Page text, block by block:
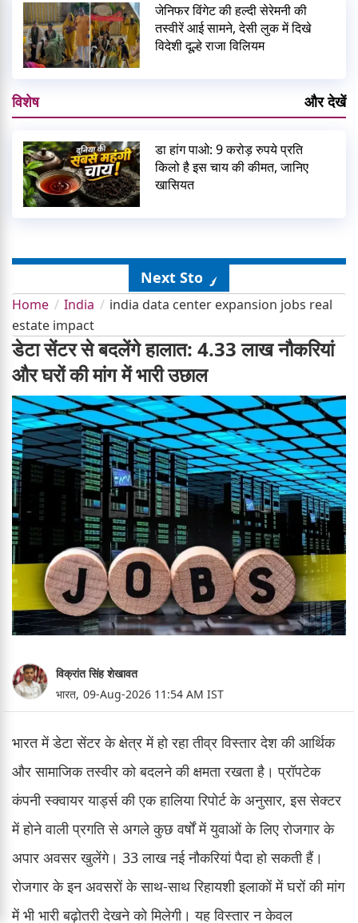
जेनिफर विंगेट की हल्दी सेरेमनी की
तस्वीरें आई सामने, देसी लुक में दिखे
विदेशी दूल्हे राजा विलियम
विशेष और देखें
डा हांग पाओ: 9 करोड़ रुपये प्रति
किलो है इस चाय की कीमत, जानिए
खासियत
Next Story
Home India
india data center expansion jobs real
estate impact
डेटा सेंटर से बदलेंगे हालात: 4.33 लाख नौकरियां
और घरों की मांग में भारी उछाल
विक्रांत सिंह शेखावत
भारत, 09-Aug-2026 11:54 AM IST
भारत में डेटा सेंटर के क्षेत्र में हो रहा तीव्र विस्तार देश की आर्थिक
और सामाजिक तस्वीर को बदलने की क्षमता रखता है। प्रॉपटेक
कंपनी स्क्वायर यार्ड्स की एक हालिया रिपोर्ट के अनुसार, इस सेक्टर
में होने वाली प्रगति से अगले कुछ वर्षों में युवाओं के लिए रोजगार के
अपार अवसर खुलेंगे। 33 लाख नई नौकरियां पैदा हो सकती हैं।
रोजगार के इन अवसरों के साथ-साथ रिहायशी इलाकों में घरों की मांग
में भी भारी बढ़ोतरी देखने को मिलेगी। यह विस्तार न केवल